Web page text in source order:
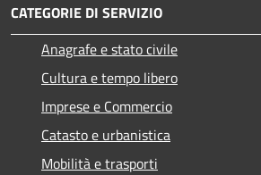
CATEGORIE DI SERVIZIO
Anagrafe e stato civile
Cultura e tempo libero
Imprese e Commercio
Catasto e urbanistica
Mobilità e trasporti